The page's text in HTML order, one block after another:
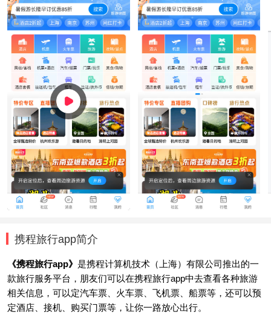
携程旅行app简介
《携程旅行app》 是携程计算机技术（上海）有限公司推出的一
款旅行服务平台，朋友们可以在携程旅行app中去查看各种旅游
相关信息，可以定汽车票、火车票、飞机票、船票等，还可以预
定酒店、接机、购买门票等，让你一路放心出行。